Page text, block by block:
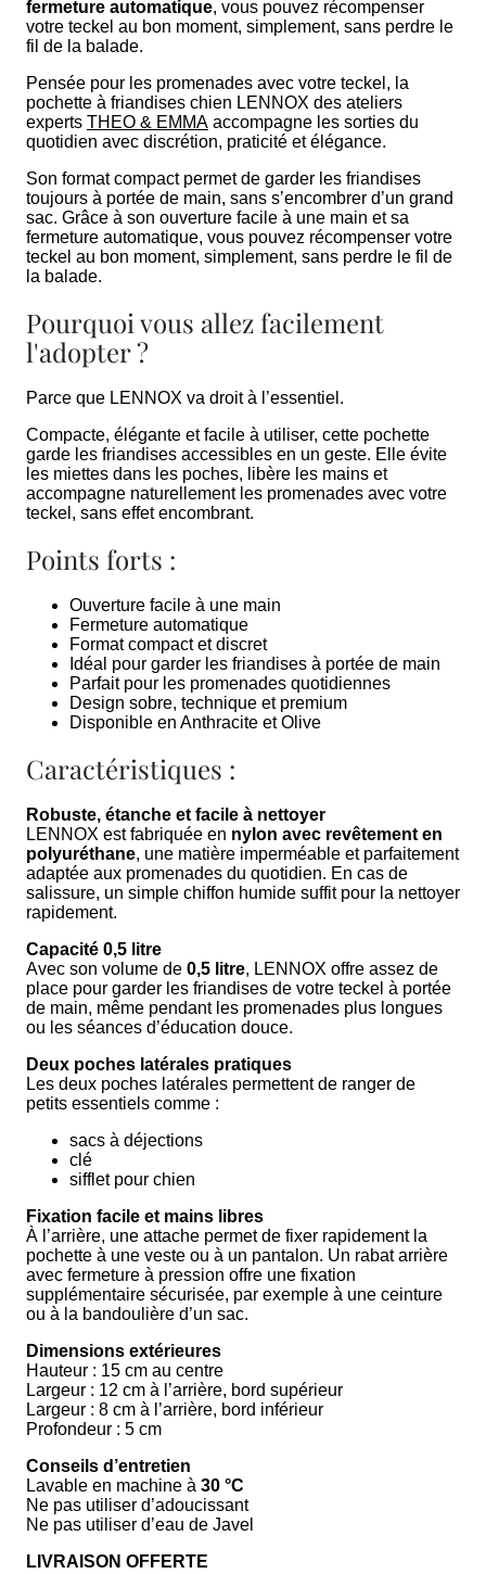
fermeture automatique, vous pouvez récompenser
votre teckel au bon moment, simplement, sans perdre le
fil de la balade.
Pensée pour les promenades avec votre teckel, la
pochette à friandises chien LENNOX des ateliers
experts THEO & EMMA accompagne les sorties du
quotidien avec discrétion, praticité et élégance.
Son format compact permet de garder les friandises
toujours à portée de main, sans s’encombrer d’un grand
sac. Grâce à son ouverture facile à une main et sa
fermeture automatique, vous pouvez récompenser votre
teckel au bon moment, simplement, sans perdre le fil de
la balade.
Pourquoi vous allez facilement
l'adopter ?
Parce que LENNOX va droit à l’essentiel.
Compacte, élégante et facile à utiliser, cette pochette
garde les friandises accessibles en un geste. Elle évite
les miettes dans les poches, libère les mains et
accompagne naturellement les promenades avec votre
teckel, sans effet encombrant.
Points forts :
Ouverture facile à une main
Fermeture automatique
Format compact et discret
Idéal pour garder les friandises à portée de main
Parfait pour les promenades quotidiennes
Design sobre, technique et premium
Disponible en Anthracite et Olive
Caractéristiques :
Robuste, étanche et facile à nettoyer
LENNOX est fabriquée en nylon avec revêtement en
polyuréthane, une matière imperméable et parfaitement
adaptée aux promenades du quotidien. En cas de
salissure, un simple chiffon humide suffit pour la nettoyer
rapidement.
Capacité 0,5 litre
Avec son volume de 0,5 litre, LENNOX offre assez de
place pour garder les friandises de votre teckel à portée
de main, même pendant les promenades plus longues
ou les séances d’éducation douce.
Deux poches latérales pratiques
Les deux poches latérales permettent de ranger de
petits essentiels comme :
sacs à déjections
clé
sifflet pour chien
Fixation facile et mains libres
À l’arrière, une attache permet de fixer rapidement la
pochette à une veste ou à un pantalon. Un rabat arrière
avec fermeture à pression offre une fixation
supplémentaire sécurisée, par exemple à une ceinture
ou à la bandoulière d’un sac.
Dimensions extérieures
Hauteur : 15 cm au centre
Largeur : 12 cm à l’arrière, bord supérieur
Largeur : 8 cm à l’arrière, bord inférieur
Profondeur : 5 cm
Conseils d’entretien
Lavable en machine à 30 °C
Ne pas utiliser d’adoucissant
Ne pas utiliser d’eau de Javel
LIVRAISON OFFERTE